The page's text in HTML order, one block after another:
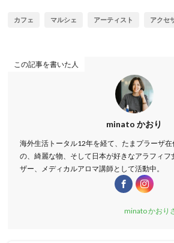
カフェ マルシェ アーティスト アクセ
この記事を書いた人
minato かおり
海外生活トータル12年を経て、たまプラーザ
の、綺麗な物、そして日本が好きなアラフィフ
ザー、メディカルアロマ講師として活動中。
minato かおり